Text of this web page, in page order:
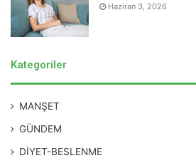
Haziran 3, 2026
Kategoriler
MANŞET
GÜNDEM
DİYET-BESLENME